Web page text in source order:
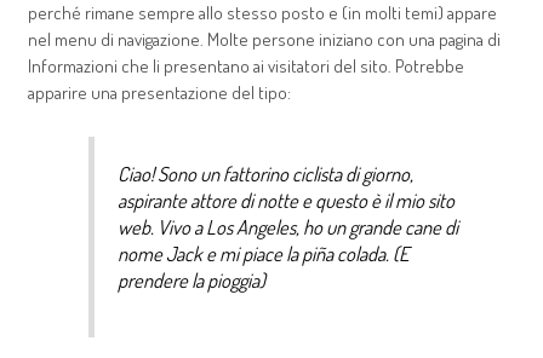
perché rimane sempre allo stesso posto e (in molti temi) appare
nel menu di navigazione. Molte persone iniziano con una pagina di
Informazioni che li presentano ai visitatori del sito. Potrebbe
apparire una presentazione del tipo:
Ciao! Sono un fattorino ciclista di giorno,
aspirante attore di notte e questo è il mio sito
web. Vivo a Los Angeles, ho un grande cane di
nome Jack e mi piace la piña colada. (E
prendere la pioggia)